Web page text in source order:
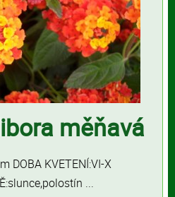
měňavá
DOBA KVETENÍ:VI-X
...